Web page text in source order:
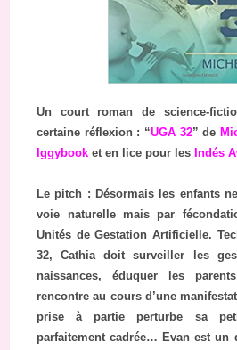
Un court roman de science-
certaine réflexion : “UGA 32” de
Iggybook et en lice pour les Indés
Le pitch : Désormais les enfants
voie naturelle mais par
Unités de Gestation Artificielle.
32, Cathia doit surveiller les
naissances, éduquer les
rencontre au cours d’une
prise à partie perturbe sa
parfaitement cadrée… Evan est un